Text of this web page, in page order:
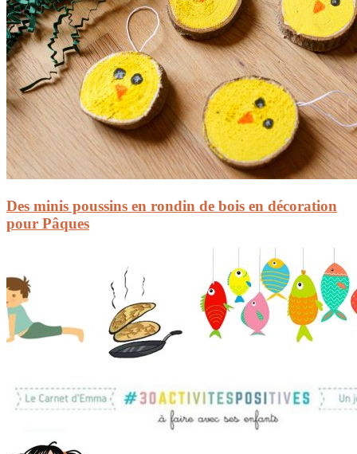
Des minis poussins en rondin de bois en décoration
pour Pâques